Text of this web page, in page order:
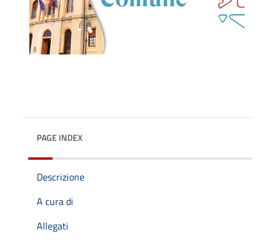
PAGE INDEX
Descrizione
A cura di
Allegati